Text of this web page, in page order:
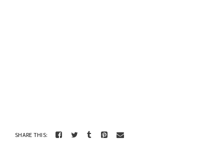
SHARE THIS: